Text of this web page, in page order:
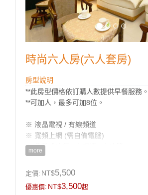
時尚六人房(六人套房)
房型說明
**此房型價格依訂購人數提供早餐服務。
**可加人，最多可加8位。
※ 液晶電視 / 有線頻道
※ 寬頻上網 (需自備電腦)
※ 分離式冷氣 / 小吧檯 / 小冰箱
※ 盥洗用具 / 吹風機
※ 電熱水瓶 / 茶包 / 咖啡包 / 礦泉水
**國旅卡訂房請於下單同時勾選備註即可
more
定價: NT$5,500
優惠價: NT$3,500起